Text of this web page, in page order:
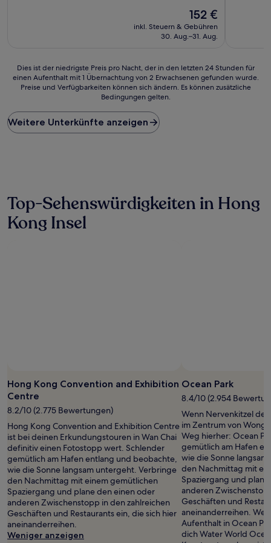
Der
Preis
beträgt
152 €
inkl. Steuern & Gebühren
30. Aug.–31. Aug.
Dies
ist
Preis
pro
Nacht,
für
einen
Aufenthalt
mit
zusätzliche
Bedingungen
gelten.
Dies ist der niedrigste Preis pro Nacht, der in den letzten 24 Stunden für
einen Aufenthalt mit 1 Übernachtung von 2 Erwachsenen gefunden wurde.
Preise und Verfügbarkeiten können sich ändern. Es können zusätzliche
Bedingungen gelten.
Weitere Unterkünfte anzeigen
Top-Sehenswürdigkeiten in Hong
Kong Insel
Hong Kong Convention and Exhibition
Centre
8.2/10 (2.775 Bewertungen)
Hong Kong Convention and Exhibition Centre
ist bei deinen Erkundungstouren in Wan Chai
definitiv einen Fotostopp wert. Schlender
gemütlich am Hafen entlang und beobachte,
wie die Sonne langsam untergeht. Verbringe
den Nachmittag mit einem gemütlichen
Spaziergang und plane den einen oder
anderen Zwischenstopp in den zahlreichen
Geschäften und Restaurants ein, die sich hier
aneinanderreihen.
Weniger anzeigen
Ocean Park
8.4/10 (2.954
Wenn Nervenkitzel
im Zentrum von Wong
Weg hierher: Ocean
gemütlich am Hafen
wie die Sonne
den Nachmittag mit
Spaziergang und
anderen
Geschäften und
aneinanderreihen.
Aufenthalt in Ocean
dich Water World